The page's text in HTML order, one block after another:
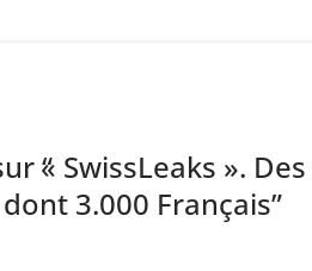
“
« SwissLeaks ».
3.000 Français”